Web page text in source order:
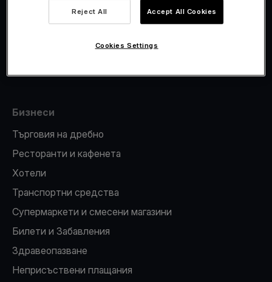
Фискализация
Бизнеси
Търговия на дребно
Ресторанти и кафенета
Хотели
Транспортни средства
Супермаркети и смесени магазини
Билети и Забавления
Здравеопазване
Неприсъствени плащания
Reject All Accept All Cookies
Cookies Settings